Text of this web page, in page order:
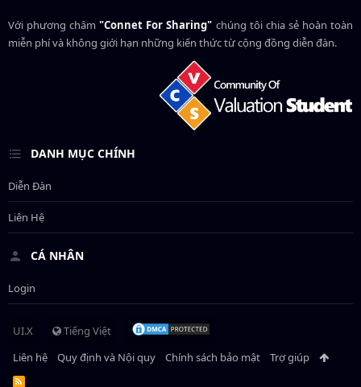
Với phương châm"Connet For Sharing" chúng tôi chia sẻ hoàn toàn
miễn phí và không giới hạn những kiến thức từ cộng đồng diễn đàn.
DANH MỤC CHÍNH
Diễn Đàn
Liên Hệ
CÁ NHÂN
Login
UI.X
Tiếng Việt
Liên hệ
Quy định và Nội quy Chính sách bảo mật Trợ giúp
R